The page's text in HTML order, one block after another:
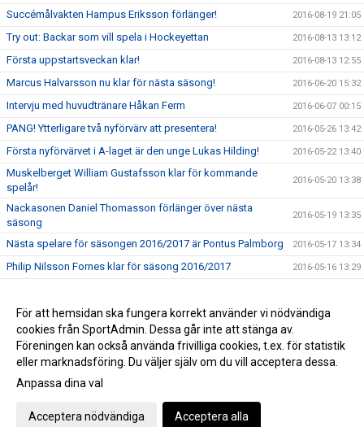
Succémålvakten Hampus Eriksson förlänger! 2016-08-19 21:05
Try out: Backar som vill spela i Hockeyettan 2016-08-13 13:12
Första uppstartsveckan klar! 2016-08-13 12:55
Marcus Halvarsson nu klar för nästa säsong! 2016-06-20 15:32
Intervju med huvudtränare Håkan Ferm 2016-06-07 00:15
PANG! Ytterligare två nyförvärv att presentera! 2016-05-26 13:42
Första nyförvärvet i A-laget är den unge Lukas Hilding! 2016-05-22 13:40
Muskelberget William Gustafsson klar för kommande
spelår!
2016-05-20 13:38
Nackasonen Daniel Thomasson förlänger över nästa
säsong
2016-05-19 13:35
Nästa spelare för säsongen 2016/2017 är Pontus Palmborg 2016-05-17 13:34
Philip Nilsson Fornes klar för säsong 2016/2017 2016-05-16 13:29
Resumé av klubbens säsong 2015/16 2016-05-05 00:38
Ett stort tack och summering av säsongen 2015/2016 2016-04-01 22:02
Gå till Webbversion
För att hemsidan ska fungera korrekt använder vi nödvändiga
cookies från SportAdmin. Dessa går inte att stänga av.
Föreningen kan också använda frivilliga cookies, t.ex. för statistik
eller marknadsföring. Du väljer själv om du vill acceptera dessa.
Anpassa dina val
Acceptera nödvändiga Acceptera alla